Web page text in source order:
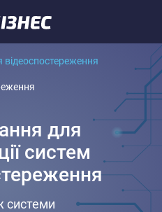
відеоспостереження
для
систем
системи